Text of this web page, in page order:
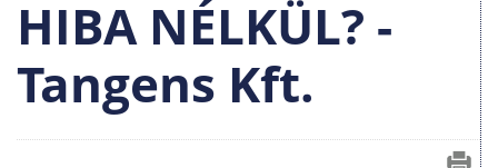
HIBA NÉLKÜL? -
Tangens Kft.